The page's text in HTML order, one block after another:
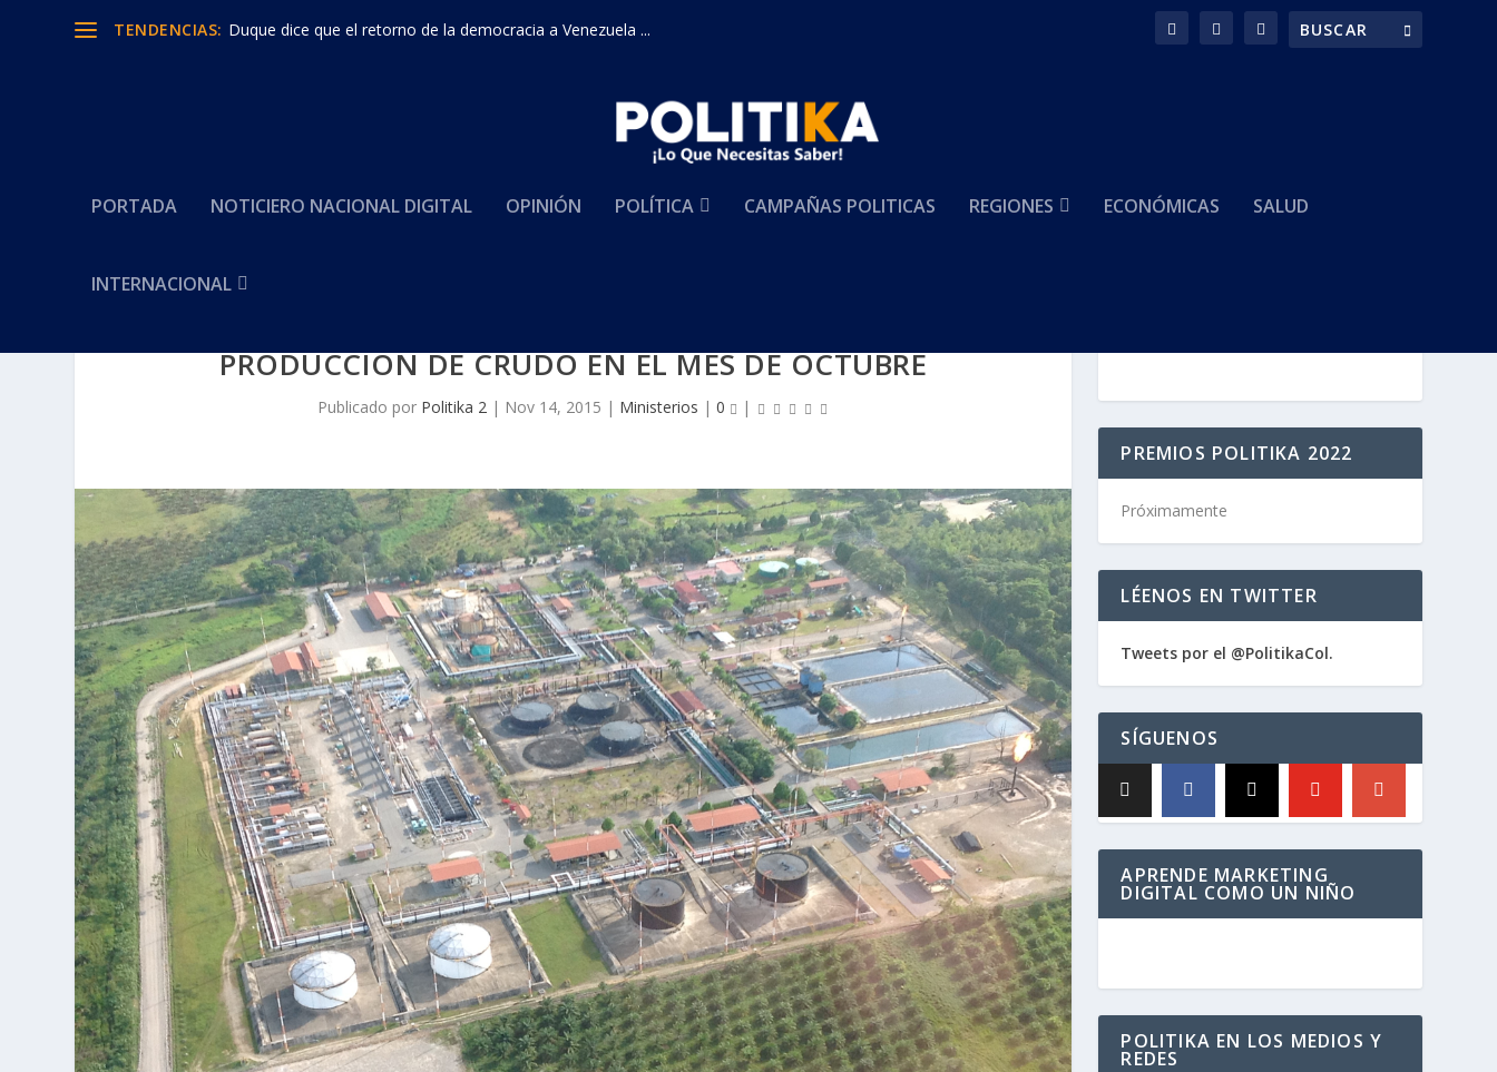
TENDENCIAS: Duque dice que el retorno de la democracia a Venezuela ...
PORTADA NOTICIERO NACIONAL DIGITAL OPINIÓN POLÍTICA CAMPAÑAS POLITICAS REGIONES ECONÓMICAS SALUD
INTERNACIONAL
PRODUCCIÓN DE CRUDO EN EL MES DE OCTUBRE
Publicado por Politika 2 | Nov 14, 2015 | Ministerios |0 |
PREMIOS POLITIKA 2022
Próximamente
LÉENOS EN TWITTER
Tweets por el @PolitikaCol.
SÍGUENOS
APRENDE MARKETING
DIGITAL COMO UN NIÑO
POLITIKA EN LOS MEDIOS Y
REDES